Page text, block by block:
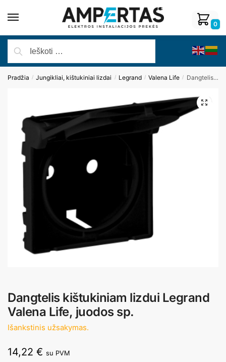
0
Pradžia / Jungikliai, kištukiniai lizdai / Legrand / Valena Life / Dangtelis kištukiniam lizdui Legrand Valena Life, juodos sp.
Dangtelis kištukiniam lizdui Legrand
Valena Life, juodos sp.
Išankstinis užsakymas.
14,22 € su PVM